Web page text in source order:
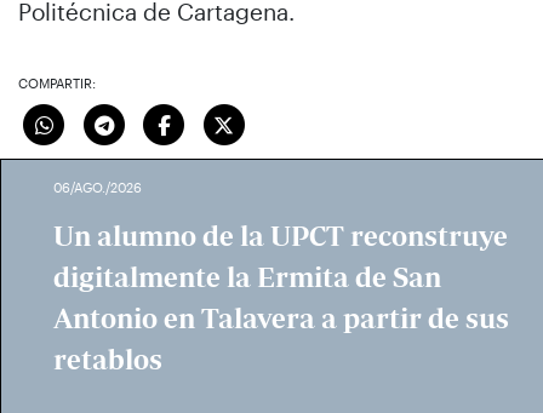
Politécnica de Cartagena.
COMPARTIR:
06/AGO./2026
Un alumno de la UPCT reconstruye
digitalmente la Ermita de San
Antonio en Talavera a partir de sus
retablos